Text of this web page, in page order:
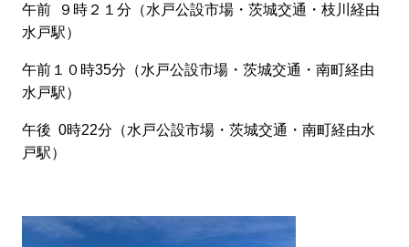
午前 ９時２１分（水戸公設市場・茨城交通・枝川経由
水戸駅）
午前１０時35分（水戸公設市場・茨城交通・南町経由
水戸駅）
午後 0時22分（水戸公設市場・茨城交通・南町経由水
戸駅）